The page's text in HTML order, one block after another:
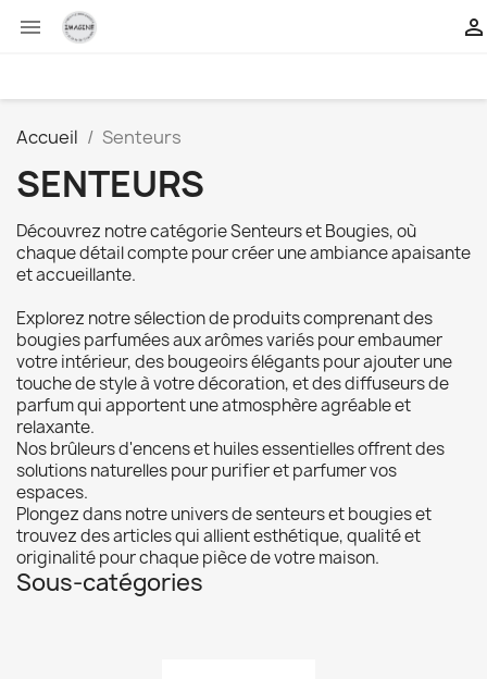
 
Accueil Senteurs
SENTEURS
Découvrez notre catégorie Senteurs et Bougies, où
chaque détail compte pour créer une ambiance apaisante
et accueillante.
Explorez notre sélection de produits comprenant des
bougies parfumées aux arômes variés pour embaumer
votre intérieur, des bougeoirs élégants pour ajouter une
touche de style à votre décoration, et des diffuseurs de
parfum qui apportent une atmosphère agréable et
relaxante.
Nos brûleurs d'encens et huiles essentielles offrent des
solutions naturelles pour purifier et parfumer vos
espaces.
Plongez dans notre univers de senteurs et bougies et
trouvez des articles qui allient esthétique, qualité et
originalité pour chaque pièce de votre maison.
Sous-catégories